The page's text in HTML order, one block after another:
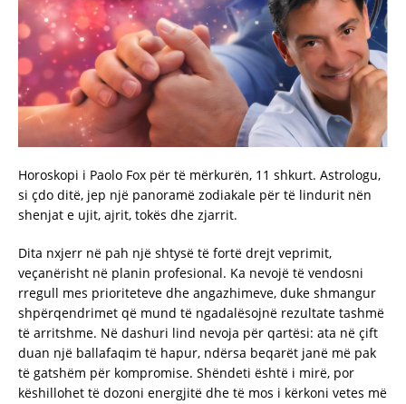
Horoskopi i Paolo Fox për të mërkurën, 11 shkurt. Astrologu,
si çdo ditë, jep një panoramë zodiakale për të lindurit nën
shenjat e ujit, ajrit, tokës dhe zjarrit.
Dita nxjerr në pah një shtysë të fortë drejt veprimit,
veçanërisht në planin profesional. Ka nevojë të vendosni
rregull mes prioriteteve dhe angazhimeve, duke shmangur
shpërqendrimet që mund të ngadalësojnë rezultate tashmë
të arritshme. Në dashuri lind nevoja për qartësi: ata në çift
duan një ballafaqim të hapur, ndërsa beqarët janë më pak
të gatshëm për kompromise. Shëndeti është i mirë, por
këshillohet të dozoni energjitë dhe të mos i kërkoni vetes më